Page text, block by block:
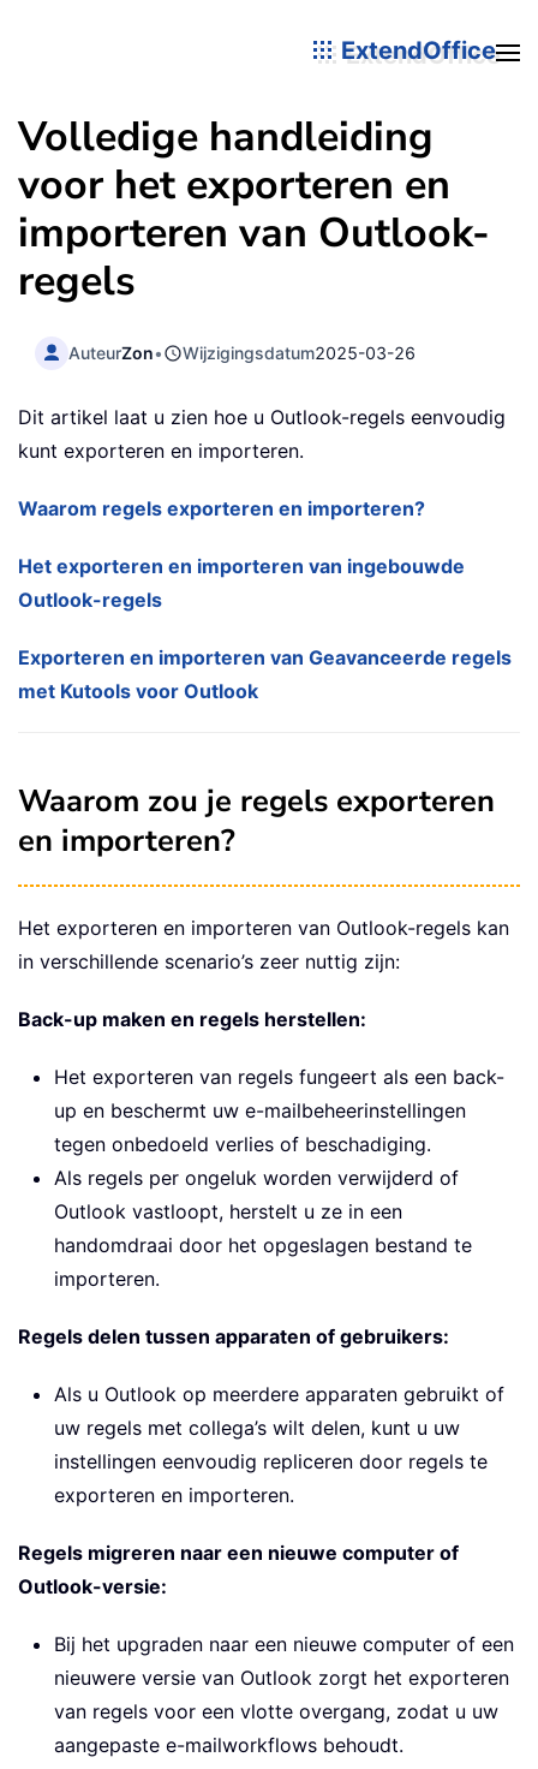
ExtendOffice
Volledige handleiding
voor het exporteren en
importeren van Outlook-
regels
AuteurZon• Wijzigingsdatum2025-03-26
Dit artikel laat u zien hoe u Outlook-regels eenvoudig
kunt exporteren en importeren.
Waarom regels exporteren en importeren?
Het exporteren en importeren van ingebouwde
Outlook-regels
Exporteren en importeren van Geavanceerde regels
met Kutools voor Outlook
Waarom zou je regels exporteren
en importeren?
Het exporteren en importeren van Outlook-regels kan
in verschillende scenario’s zeer nuttig zijn:
Back-up maken en regels herstellen:
Het exporteren van regels fungeert als een back-
up en beschermt uw e-mailbeheerinstellingen
tegen onbedoeld verlies of beschadiging.
Als regels per ongeluk worden verwijderd of
Outlook vastloopt, herstelt u ze in een
handomdraai door het opgeslagen bestand te
importeren.
Regels delen tussen apparaten of gebruikers:
Als u Outlook op meerdere apparaten gebruikt of
uw regels met collega’s wilt delen, kunt u uw
instellingen eenvoudig repliceren door regels te
exporteren en importeren.
Regels migreren naar een nieuwe computer of
Outlook-versie:
Bij het upgraden naar een nieuwe computer of een
nieuwere versie van Outlook zorgt het exporteren
van regels voor een vlotte overgang, zodat u uw
aangepaste e-mailworkflows behoudt.